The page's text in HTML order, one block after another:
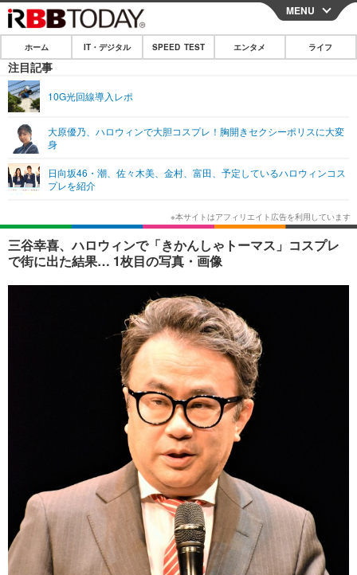
CLOSE
ホーム
IT・デジタル
ショッピング その他
エンタメ
エンタメTOP
韓国・芸能
音楽 スポーツ
ライフ
ライフTOP グルメ
ペット ショッピング
その他
リリース一覧
プッシュ通知の停止方法
MENU
ホーム IT・デジタル SPEED TEST エンタメ ライフ
注目記事
10G光回線導入レポ
大原優乃、ハロウィンで大胆コスプレ！胸開きセクシーポリスに大変
身
日向坂46・潮、佐々⽊美、⾦村、富⽥、予定しているハロウィンコス
プレを紹介
三谷幸喜、ハロウィンで「きかんしゃトーマス」コスプレ
で街に出た結果… 1枚目の写真・画像